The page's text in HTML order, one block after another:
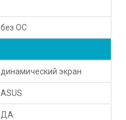
без ОС
динамический экран
ASUS
ДА